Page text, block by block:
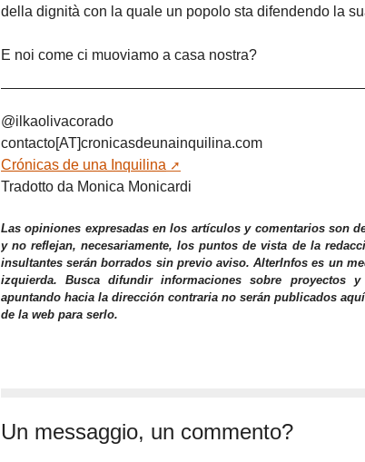
della dignità con la quale un popolo sta difendendo la
E noi come ci muoviamo a casa nostra?
@ilkaolivacorado
contacto[AT]cronicasdeunainquilina.com
Crónicas de una Inquilina
Tradotto da Monica Monicardi
Las opiniones expresadas en los artículos y comentarios son
y no reflejan, necesariamente, los puntos de vista de la
insultantes serán borrados sin previo aviso. AlterInfos es un
izquierda. Busca difundir informaciones sobre proyectos
apuntando hacia la dirección contraria no serán publicados
de la web para serlo.
Un messaggio, un commento?